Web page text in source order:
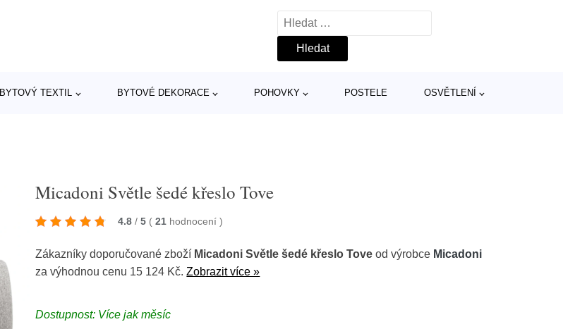
Vyhledávání
BYTOVÝ TEXTIL BYTOVÉ DEKORACE POHOVKY POSTELE OSVĚTLENÍ
Micadoni Světle šedé křeslo Tove
4.8 / 5 ( 21 hodnocení)
Zákazníky doporučované zboží Micadoni Světle šedé křeslo Tove od výrobce Micadoni
za výhodnou cenu 15 124 Kč.Zobrazit více »
Dostupnost: Více jak měsíc